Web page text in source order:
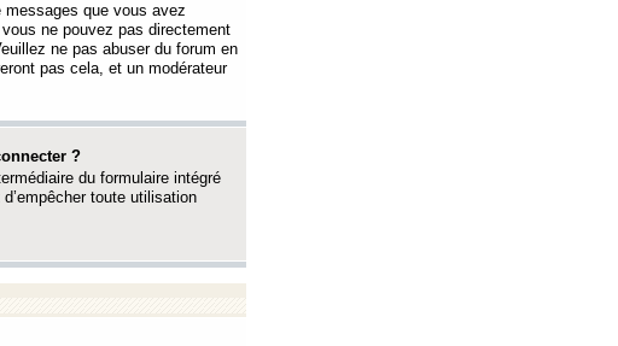
messages que vous avez
ne pouvez pas directement
ne pas abuser du forum en
pas cela, et un modérateur
?
du formulaire intégré
toute utilisation